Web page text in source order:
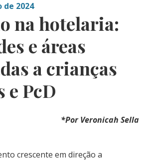
de 2024
na hotelaria:
e áreas
a crianças
e PcD
*Por Veronicah Sella
crescente em direção a